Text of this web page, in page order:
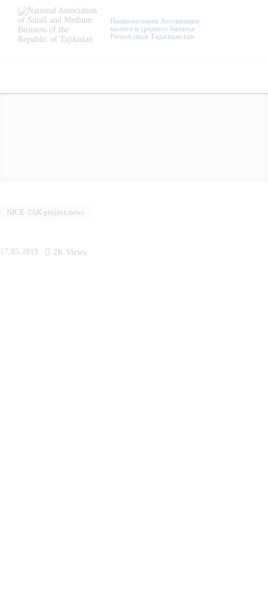
Национальная Ассоциация
малого и среднего бизнеса
Республики Таджикистан
About Us
Activity
NICE-TAK project news
17.05.2019 2K Views